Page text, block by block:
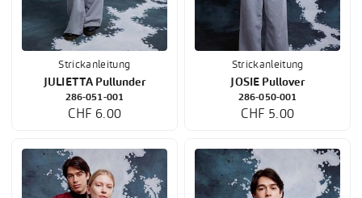
Strickanleitung
JULIETTA Pullunder
286-051-001
CHF 6.00
Strickanleitung
JOSIE Pullover
286-050-001
CHF 5.00